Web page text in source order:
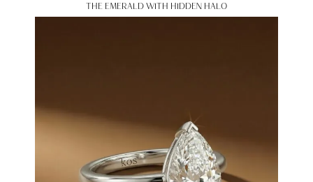
THE EMERALD WITH HIDDEN HALO